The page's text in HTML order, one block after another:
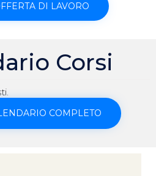
DI LAVORO
Corsi
COMPLETO